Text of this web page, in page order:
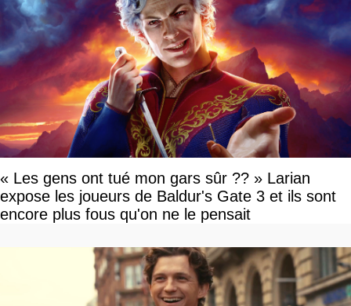
« Les gens ont tué mon gars sûr ?? » Larian
expose les joueurs de Baldur's Gate 3 et ils sont
encore plus fous qu'on ne le pensait